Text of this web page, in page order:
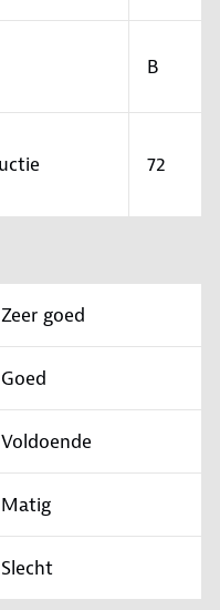
B
72
Zeer goed
Goed
Voldoende
Matig
Slecht